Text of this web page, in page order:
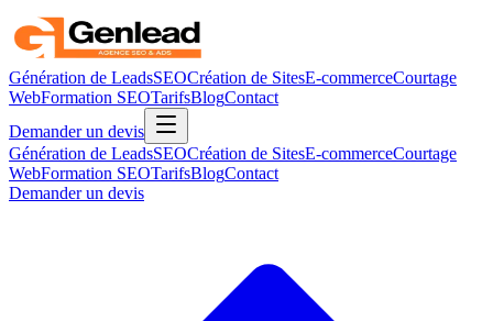
Génération de LeadsSEOCréation de SitesE-commerceCourtage
WebFormation SEOTarifsBlogContact
Demander un devis
Génération de LeadsSEOCréation de SitesE-commerceCourtage
WebFormation SEOTarifsBlogContact
Demander un devis